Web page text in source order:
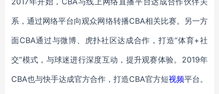
系，通过网络平台向观众网络转播CBA相关比赛。另一方
面CBA通过与微博、虎扑社区达成合作，打造“体育+社
交”模式，与球迷进行深度互动，提升观赛体验。2019年
CBA也与快手达成官方合作，打造CBA官方短视频平台。